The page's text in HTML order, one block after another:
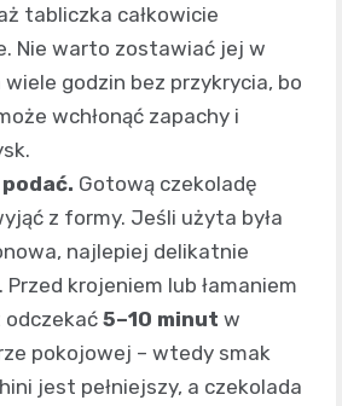
tabliczka całkowicie
Nie warto zostawiać jej w
godzin bez przykrycia, bo
wchłonąć zapachy i
podać. Gotową czekoladę
z formy. Jeśli użyta była
najlepiej delikatnie
Przed krojeniem lub łamaniem
5–10 minut w
pokojowej – wtedy smak
jest pełniejszy, a czekolada